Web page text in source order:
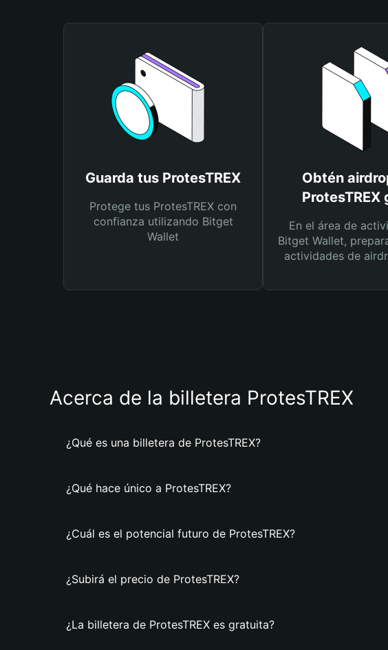
Guarda tus ProtesTREX
Protege tus ProtesTREX con
confianza utilizando Bitget
Wallet
Obtén
ProtesTREX
En el área de
Bitget Wallet,
actividades de
Acerca de la billetera ProtesTREX
¿Qué es una billetera de ProtesTREX?
¿Qué hace único a ProtesTREX?
¿Cuál es el potencial futuro de ProtesTREX?
¿Subirá el precio de ProtesTREX?
¿La billetera de ProtesTREX es gratuita?